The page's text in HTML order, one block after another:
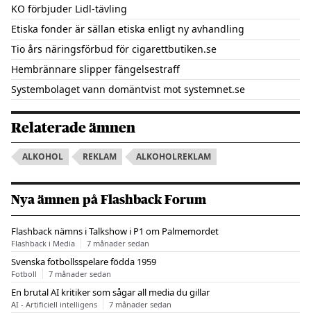
KO förbjuder Lidl-tävling
Etiska fonder är sällan etiska enligt ny avhandling
Tio års näringsförbud för cigarettbutiken.se
Hembrännare slipper fängelsestraff
Systembolaget vann domäntvist mot systemnet.se
Relaterade ämnen
ALKOHOL REKLAM ALKOHOLREKLAM
Nya ämnen på Flashback Forum
Flashback nämns i Talkshow i P1 om Palmemordet
Flashback i Media 7 månader sedan
Svenska fotbollsspelare födda 1959
Fotboll 7 månader sedan
En brutal AI kritiker som sågar all media du gillar
AI - Artificiell intelligens 7 månader sedan